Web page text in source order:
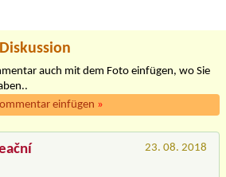
auch mit dem Foto einfügen, wo Sie
einfügen »
23. 08. 2018